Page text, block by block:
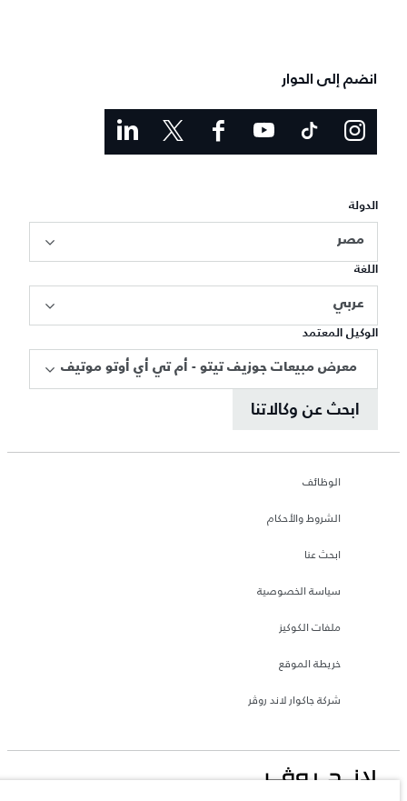
انضم إلى الحوار
الدولة
مصر
اللغة
عربي
الوكيل المعتمد
معرض مبيعات جوزيف تيتو - أم تي أي أوتو موتيف
ابحث عن وكالاتنا
الوظائف
الشروط والأحكام
ابحث عنا
سياسة الخصوصية
ملفات الكوكيز
خريطة الموقع
شركة جاكوار لاند روڤر